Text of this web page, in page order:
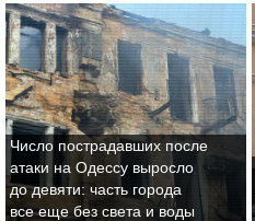
Число пострадавших после
атаки на Одессу выросло
до девяти: часть города
все еще без света и воды